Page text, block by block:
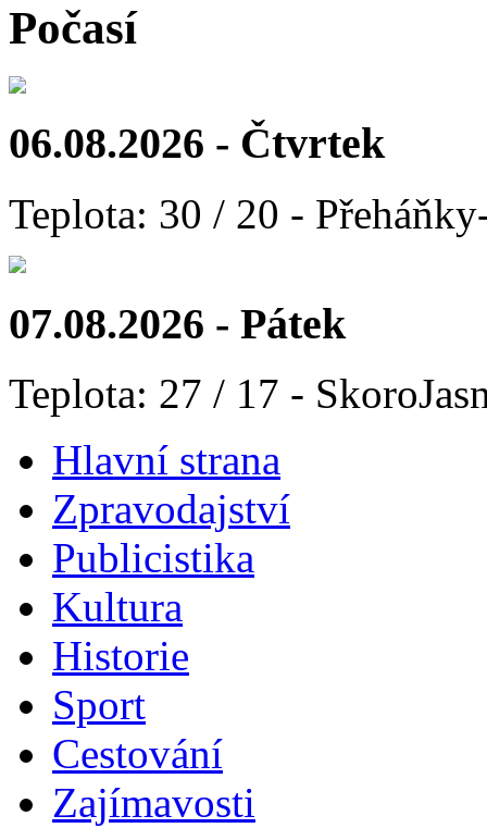
Počasí
06.08.2026 - Čtvrtek
Teplota: 30 / 20 -
07.08.2026 - Pátek
Teplota: 27 / 17 -
Hlavní strana
Zpravodajství
Publicistika
Kultura
Historie
Sport
Cestování
Zajímavosti